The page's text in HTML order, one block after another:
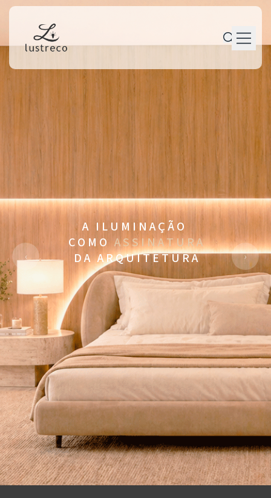
P e r s o n a l i z a ç ã o
P r o j e t o s
M a n u t e n ç ã o
T r a j e t ó r i a
C o n t a t o
A I L U M I N A Ç Ã O
C O M OA S S I N A T U R A
D A A R Q U I T E T U R A
‹ ›